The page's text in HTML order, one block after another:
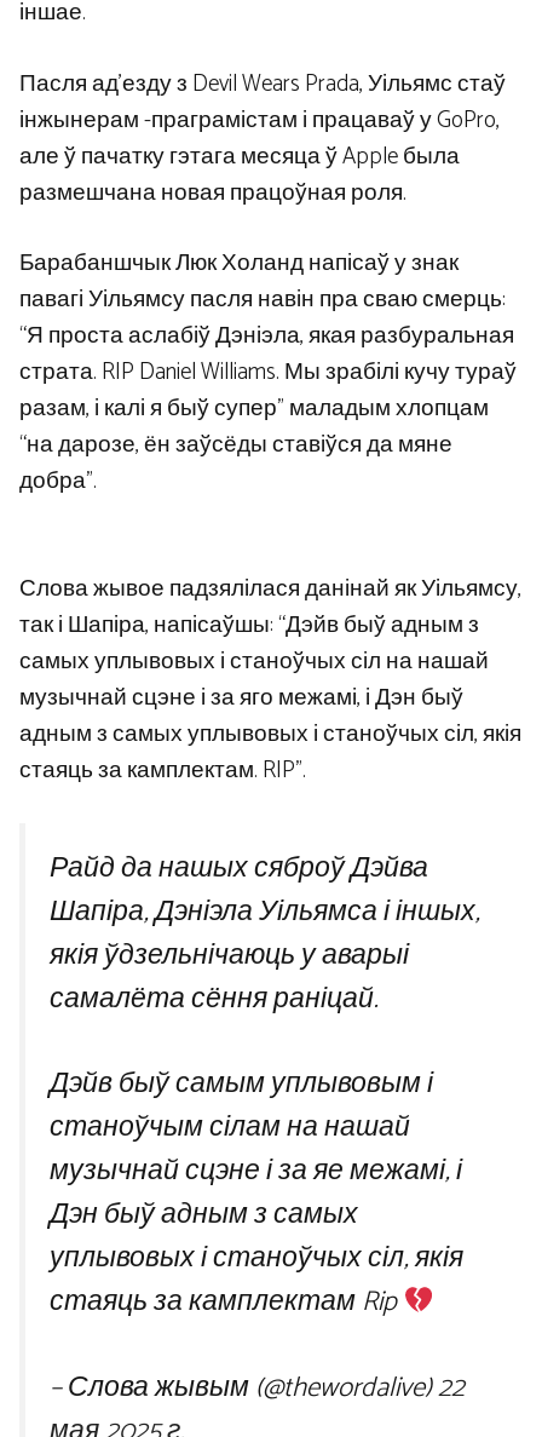
іншае.
Пасля ад’езду з Devil Wears Prada, Уільямс стаў
інжынерам -праграмістам і працаваў у GoPro,
але ў пачатку гэтага месяца ў Apple была
размешчана новая працоўная роля.
Барабаншчык Люк Холанд напісаў у знак
павагі Уільямсу пасля навін пра сваю смерць:
“Я проста аслабіў Дэніэла, якая разбуральная
страта. RIP Daniel Williams. Мы зрабілі кучу тураў
разам, і калі я быў супер” маладым хлопцам
“на дарозе, ён заўсёды ставіўся да мяне
добра”.
Слова жывое падзялілася данінай як Уільямсу,
так і Шапіра, напісаўшы: “Дэйв быў адным з
самых уплывовых і станоўчых сіл на нашай
музычнай сцэне і за яго межамі, і Дэн быў
адным з самых уплывовых і станоўчых сіл, якія
стаяць за камплектам. RIP”.
Райд да нашых сяброў Дэйва
Шапіра, Дэніэла Уільямса і іншых,
якія ўдзельнічаюць у аварыі
самалёта сёння раніцай.
Дэйв быў самым уплывовым і
станоўчым сілам на нашай
музычнай сцэне і за яе межамі, і
Дэн быў адным з самых
уплывовых і станоўчых сіл, якія
стаяць за камплектам Rip
– Слова жывым (@thewordalive)22